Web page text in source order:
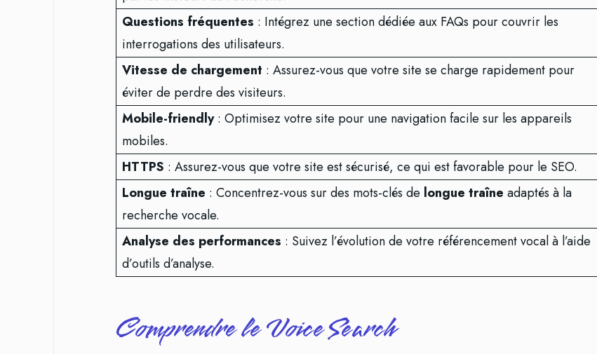
Questions fréquentes : Intégrez une section dédiée aux FAQs pour couvrir les
interrogations des utilisateurs.
Vitesse de chargement : Assurez-vous que votre site se charge rapidement pour
éviter de perdre des visiteurs.
Mobile-friendly: Optimisez votre site pour une navigation facile sur les appareils
mobiles.
HTTPS : Assurez-vous que votre site est sécurisé, ce qui est favorable pour le SEO.
Longue traîne : Concentrez-vous sur des mots-clés de longue traîne adaptés à la
recherche vocale.
Analyse des performances : Suivez l’évolution de votre référencement vocal à l’aide
d’outils d’analyse.
Comprendre le Voice Search